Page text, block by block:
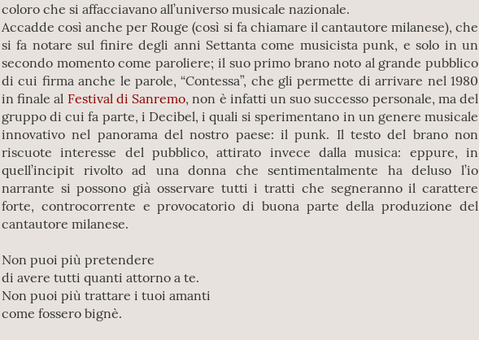
coloro che si affacciavano all’universo musicale nazionale.
Accadde così anche per Rouge (così si fa chiamare il cantautore milanese), che
si fa notare sul finire degli anni Settanta come musicista punk, e solo in un
secondo momento come paroliere; il suo primo brano noto al grande pubblico
di cui firma anche le parole, “Contessa”, che gli permette di arrivare nel 1980
in finale al Festival di Sanremo, non è infatti un suo successo personale, ma del
gruppo di cui fa parte, i Decibel, i quali si sperimentano in un genere musicale
innovativo nel panorama del nostro paese: il punk. Il testo del brano non
riscuote interesse del pubblico, attirato invece dalla musica: eppure, in
quell’incipit rivolto ad una donna che sentimentalmente ha deluso l’io
narrante si possono già osservare tutti i tratti che segneranno il carattere
forte, controcorrente e provocatorio di buona parte della produzione del
cantautore milanese.
Non puoi più pretendere
di avere tutti quanti attorno a te.
Non puoi più trattare i tuoi amanti
come fossero bignè.